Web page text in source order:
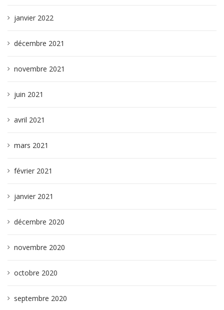
janvier 2022
décembre 2021
novembre 2021
juin 2021
avril 2021
mars 2021
février 2021
janvier 2021
décembre 2020
novembre 2020
octobre 2020
septembre 2020